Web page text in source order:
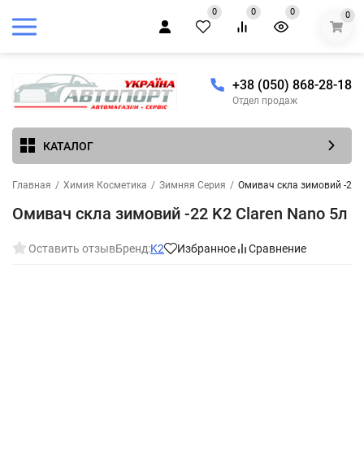
0 0 0 0
+38 (050) 868-28-18
Отдел продаж
КАТАЛОГ
Главная / Химия Косметика / Зимняя Серия / Омивач скла зимовий -22
Омивач скла зимовий -22 K2 Claren Nano 5л
Оставить отзывБренд:K2 Избранное Сравнение